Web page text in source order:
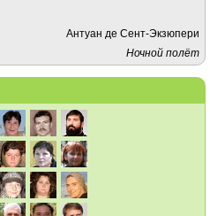
Антуан де Сент-Экзюпери
Ночной полёт